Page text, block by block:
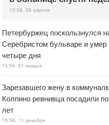
13:59, 29 апреля
Петербуржец поскользнулся
Серебристом бульваре и умер
четыре дня
15:54, 21 января
Зарезавшего жену в
Колпино ревнивца посадили
лет
15:56, 11 декабря